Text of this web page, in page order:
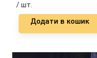
/ шт.
Додати в кошик